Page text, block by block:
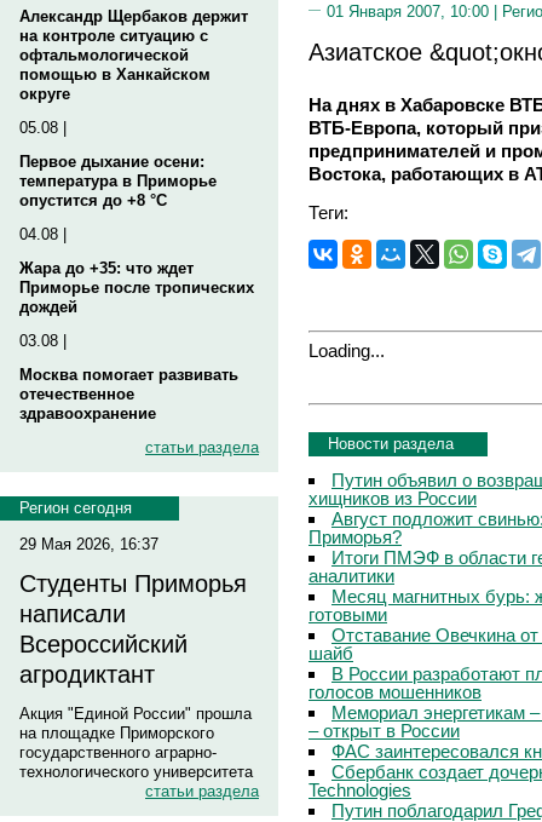
Александр Щербаков держит
на контроле ситуацию с
офтальмологической
помощью в Ханкайском
округе
05.08 |
Первое дыхание осени:
температура в Приморье
опустится до +8 °C
04.08 |
Жара до +35: что ждет
Приморье после тропических
дождей
03.08 |
Москва помогает развивать
отечественное
здравоохранение
статьи раздела
Регион сегодня
29 Мая 2026, 16:37
Студенты Приморья
написали
Всероссийский
агродиктант
Акция "Единой России" прошла
на площадке Приморского
государственного аграрно-
технологического университета
статьи раздела
01 Января 2007, 10:00 |
Азиатское
На днях в Хабаровске
ВТБ-Европа, который
предпринимателей и
Востока, работающих в
Теги:
Loading...
Новости раздела
Путин объявил о
хищников из России
Август подложит
Приморья?
Итоги ПМЭФ в области
аналитики
Месяц магнитных бурь:
готовыми
Отставание Овечкина
шайб
В России разработают
голосов мошенников
Мемориал энергетикам
– открыт в России
ФАС заинтересовался
Сбербанк создает
Technologies
Путин поблагодарил